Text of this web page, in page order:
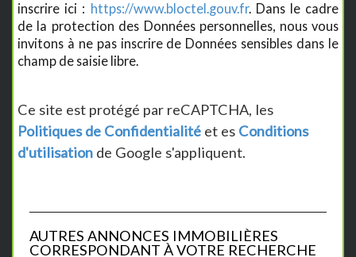
inscrire ici : https://www.bloctel.gouv.fr. Dans le cadre
de la protection des Données personnelles, nous vous
invitons à ne pas inscrire de Données sensibles dans le
champ de saisie libre.
Ce site est protégé par reCAPTCHA, les
Politiques de Confidentialité et es Conditions
d'utilisation de Google s'appliquent.
AUTRES ANNONCES IMMOBILIÈRES
CORRESPONDANT À VOTRE RECHERCHE